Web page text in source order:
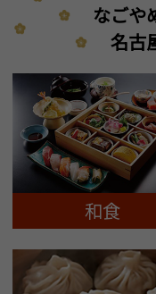
なごや
名古
和食